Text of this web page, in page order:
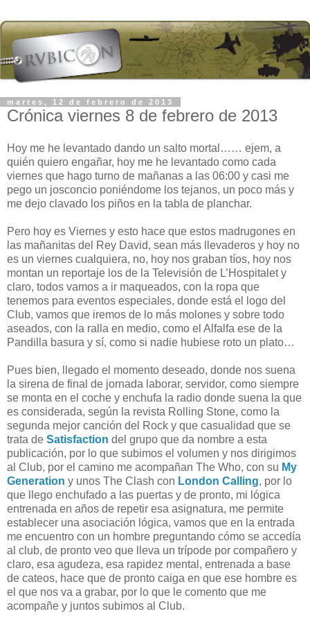
martes, 12 de febrero de 2013
Crónica viernes 8 de febrero de 2013
Hoy me he levantado dando un salto mortal…… ejem, a
quién quiero engañar, hoy me he levantado como cada
viernes que hago turno de mañanas a las 06:00 y casi me
pego un josconcio poniéndome los tejanos, un poco más y
me dejo clavado los piños en la tabla de planchar.
Pero hoy es Viernes y esto hace que estos madrugones en
las mañanitas del Rey David, sean más llevaderos y hoy no
es un viernes cualquiera, no, hoy nos graban tíos, hoy nos
montan un reportaje los de la Televisión de L’Hospitalet y
claro, todos vamos a ir maqueados, con la ropa que
tenemos para eventos especiales, donde está el logo del
Club, vamos que iremos de lo más molones y sobre todo
aseados, con la ralla en medio, como el Alfalfa ese de la
Pandilla basura y sí, como si nadie hubiese roto un plato…
Pues bien, llegado el momento deseado, donde nos suena
la sirena de final de jornada laborar, servidor, como siempre
se monta en el coche y enchufa la radio donde suena la que
es considerada, según la revista Rolling Stone, como la
segunda mejor canción del Rock y que casualidad que se
trata de Satisfaction del grupo que da nombre a esta
publicación, por lo que subimos el volumen y nos dirigimos
al Club, por el camino me acompañan The Who, con su My
Generation y unos The Clash con London Calling, por lo
que llego enchufado a las puertas y de pronto, mi lógica
entrenada en años de repetir esa asignatura, me permite
establecer una asociación lógica, vamos que en la entrada
me encuentro con un hombre preguntando cómo se accedía
al club, de pronto veo que lleva un trípode por compañero y
claro, esa agudeza, esa rapidez mental, entrenada a base
de cateos, hace que de pronto caiga en que ese hombre es
el que nos va a grabar, por lo que le comento que me
acompañe y juntos subimos al Club.